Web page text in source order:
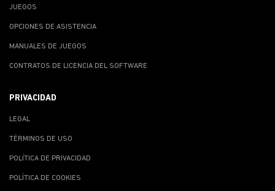
JUEGOS
OPCIONES DE ASISTENCIA
MANUALES DE JUEGOS
CONTRATOS DE LICENCIA DEL SOFTWARE
PRIVACIDAD
LEGAL
TÉRMINOS DE USO
POLÍTICA DE PRIVACIDAD
POLÍTICA DE COOKIES